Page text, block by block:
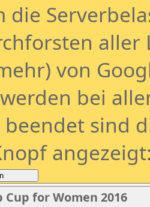
die
aller
von
bei
beendet sind
for Women 2016